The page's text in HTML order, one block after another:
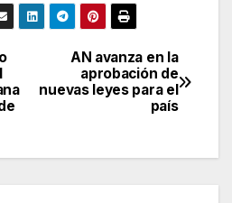
AN avanza en la
aprobación de
nuevas leyes para el
país